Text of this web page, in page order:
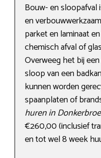
Bouw- en sloopafval
en
parket en laminaat
chemisch afval of
Overweeg het bij
sloop van een
kunnen worden
spaanplaten of
huren in
€260,00 (inclusief
en tot wel 8 week